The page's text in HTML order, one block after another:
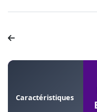
Caractéristiques